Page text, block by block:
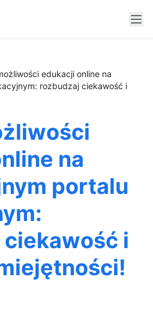
edukacji online na
rozbudzaj ciekawość i
na
portalu
i